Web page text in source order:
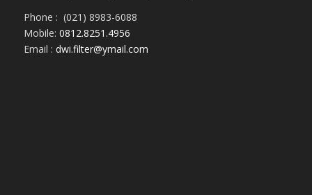
Phone : (021) 8983-6088
Mobile: 0812.8251.4956
Email : dwi.filter@ymail.com